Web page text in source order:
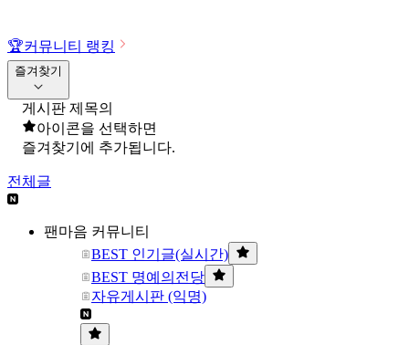
🏆커뮤니티 랭킹
즐겨찾기
게시판 제목의
아이콘을 선택하면
즐겨찾기에 추가됩니다.
전체글
팬마음 커뮤니티
BEST 인기글(실시간)
BEST 명예의전당
자유게시판 (익명)